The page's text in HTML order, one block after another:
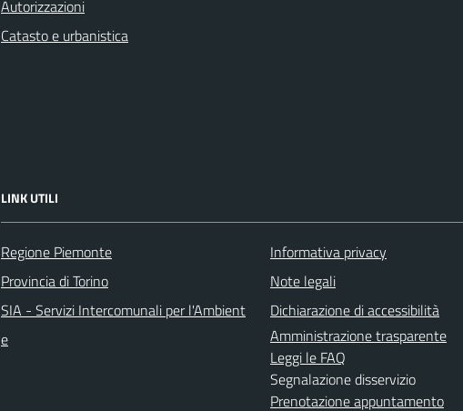
Autorizzazioni
Catasto e urbanistica
LINK UTILI
Regione Piemonte
Provincia di Torino
SIA - Servizi Intercomunali per l'Ambient
e
Informativa privacy
Note legali
Dichiarazione di accessibilità
Amministrazione trasparente
Leggi le FAQ
Segnalazione disservizio
Prenotazione appuntamento